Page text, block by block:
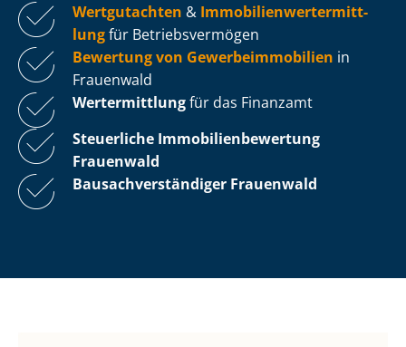
Wertgutachten & Im­mo­bi­li­en­wert­ermitt­
lungfür Be­triebs­ver­mö­gen
Bewertung von Ge­wer­be­im­mo­bi­li­en in
Frauenwald
Wertermittlungfür das Finanzamt
Steuerliche Im­mo­bi­li­en­be­wer­tung
Frauenwald
Bau­sach­ver­stän­di­ger Frauenwald